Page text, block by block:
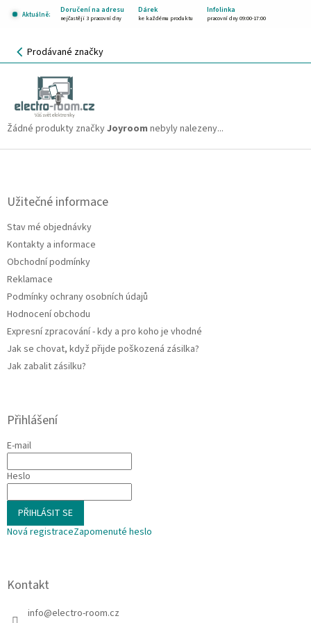
Aktuálně:
Doručení na adresu Dárek Infolinka
nejčastěji 3 pracovní dny ke každému produktu pracovní dny 09:00-17:00
NÁKUPNÍ
KOŠÍK
Prodávané značky
Joyroom
Žádné produkty značkyJoyroom nebyly nalezeny...
Z
Užitečné informace
Stav mé objednávky
Kontakty a informace
Obchodní podmínky
Reklamace
Podmínky ochrany osobních údajů
Hodnocení obchodu
Expresní zpracování - kdy a pro koho je vhodné
Jak se chovat, když přijde poškozená zásilka?
Jak zabalit zásilku?
Přihlášení
E-mail
Heslo
PŘIHLÁSIT SE
Nová registraceZapomenuté heslo
Kontakt
info@electro-room.cz